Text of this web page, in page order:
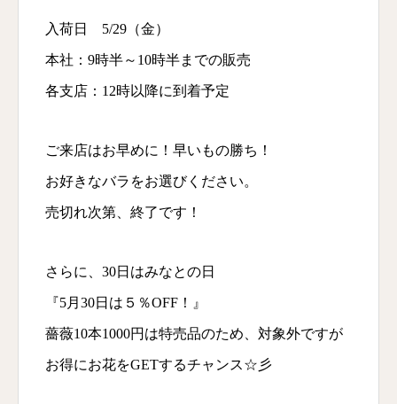
入荷日 5/29（金）
本社：9時半～10時半までの販売
各支店：12時以降に到着予定
ご来店はお早めに！早いもの勝ち！
お好きなバラをお選びください。
売切れ次第、終了です！
さらに、30日はみなとの日
『5月30日は５％OFF！』
薔薇10本1000円は特売品のため、対象外ですが
お得にお花をGETするチャンス☆彡